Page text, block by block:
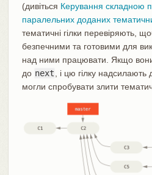
(дивіться Керування складною
паралельних доданих
тематичні гілки перевіряють,
безпечними та готовими для
над ними працювати. Якщо вони
до next
, і цю гілку
могли спробувати злити